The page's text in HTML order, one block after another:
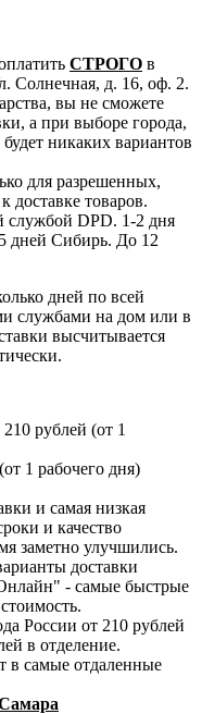
СТРОГО в
Солнечная, д. 16, оф. 2.
вы не сможете
а при выборе города,
никаких вариантов
для разрешенных,
доставке товаров.
службой DPD. 1-2 дня
дней Сибирь. До 12
дней по всей
службами на дом или в
высчитывается
рублей (от 1
1 рабочего дня)
и самая низкая
и качество
заметно улучшились.
доставки
- самые быстрые
России от 210 рублей
в отделение.
в самые отдаленные